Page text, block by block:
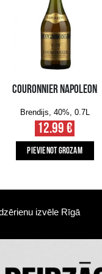
izskats var